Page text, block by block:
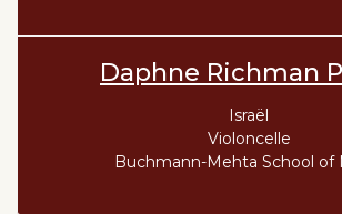
Daphne Richman
Israël
Violoncelle
Buchmann-Mehta School of